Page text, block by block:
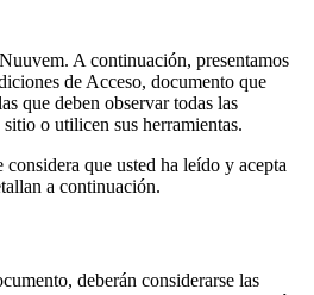
A continuación, presentamos
de Acceso, documento que
que deben observar todas las
sitio o utilicen sus herramientas.
que usted ha leído y acepta
a continuación.
deberán considerarse las